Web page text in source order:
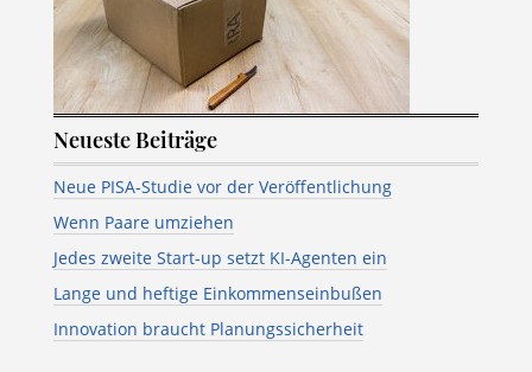
Neueste Beiträge
Neue PISA-Studie vor der Veröffentlichung
Wenn Paare umziehen
Jedes zweite Start-up setzt KI-Agenten ein
Lange und heftige Einkommenseinbußen
Innovation braucht Planungssicherheit